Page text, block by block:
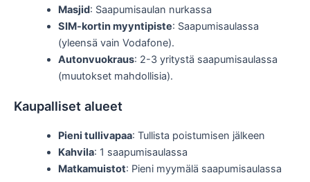
Masjid: Saapumisaulan nurkassa
SIM-kortin myyntipiste: Saapumisaulassa
(yleensä vain Vodafone).
Autonvuokraus: 2-3 yritystä saapumisaulassa
(muutokset mahdollisia).
Kaupalliset alueet
Pieni tullivapaa: Tullista poistumisen jälkeen
Kahvila: 1 saapumisaulassa
Matkamuistot: Pieni myymälä saapumisaulassa